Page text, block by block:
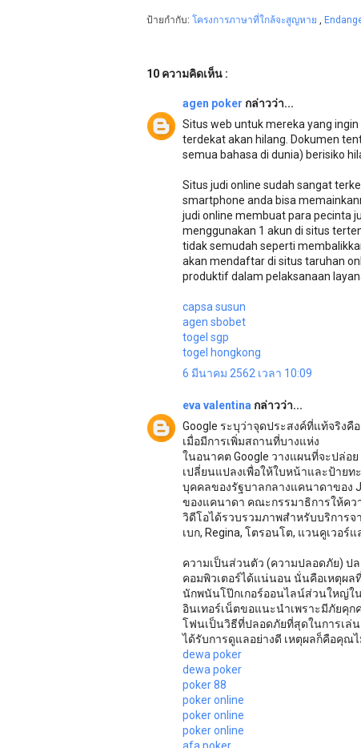
ป้ายกำกับ: โครงการภาษาที่ใกล้จะสูญหาย ,
10 ความคิดเห็น :
agen poker กล่าวว่า...
Situs web untuk mereka yang
terdekat akan hilang. Dokumen
semua bahasa di dunia) berisiko
Situs judi online sudah sangat
smartphone anda bisa
judi online membuat para pecinta
menggunakan 1 akun di situs
tidak semudah seperti
akan mendaftar di situs taruhan
produktif dalam pelaksanaan
capsa susun
agen sbobet
togel sgp
togel hongkong
6 มีนาคม 2562 เวลา 10:09
eva valentina กล่าวว่า...
Google ระบุว่าจุดประสงค์ที่แท้จริง
เมื่อมีการเพิ่มสถานที่บางแห่ง
ในอนาคต Google วางแผนที่จะปล่อ
เปลี่ยนแปลงเพื่อให้ใบหน้าและป้าย
บุคคลของรัฐบาลกลางแคนาดาของ
ของแคนาดา คณะกรรมาธิการให้คว
วิดีโอได้รวบรวมภาพสำหรับบริการจ
เบก, Regina, โตรอนโต, แวนคูเวอร์
ความเป็นส่วนตัว (ความปลอดภัย) ป
คอมพิวเตอร์ได้แน่นอน นั่นคือเหตุผล
นักพนันโป๊กเกอร์ออนไลน์ส่วนใหญ่ใ
อินเทอร์เน็ตขอแนะนำเพราะมีภัยคุ
โฟนเป็นวิธีที่ปลอดภัยที่สุดในการเล่
ได้รับการดูแลอย่างดี เหตุผลก็คือคุณ
dewa poker
dewa poker
poker 88
poker online
poker online
poker online